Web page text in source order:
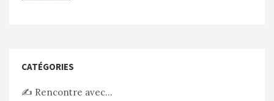
CATÉGORIES
✍️ Rencontre avec…